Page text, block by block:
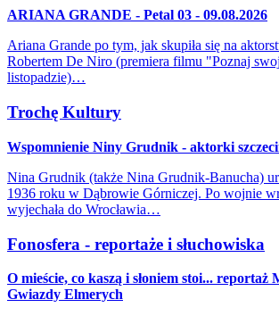
ARIANA GRANDE - Petal 03 - 09.08.2026
Ariana Grande po tym, jak skupiła się na
Robertem De Niro (premiera filmu "Poznaj
listopadzie)…
Trochę Kultury
Wspomnienie Niny Grudnik - aktorki
Nina Grudnik (także Nina Grudnik-Banucha)
1936 roku w Dąbrowie Górniczej. Po wojnie
wyjechała do Wrocławia…
Fonosfera - reportaże i słuchowiska
O mieście, co kaszą i słoniem stoi... reportaż
Gwiazdy Elmerych